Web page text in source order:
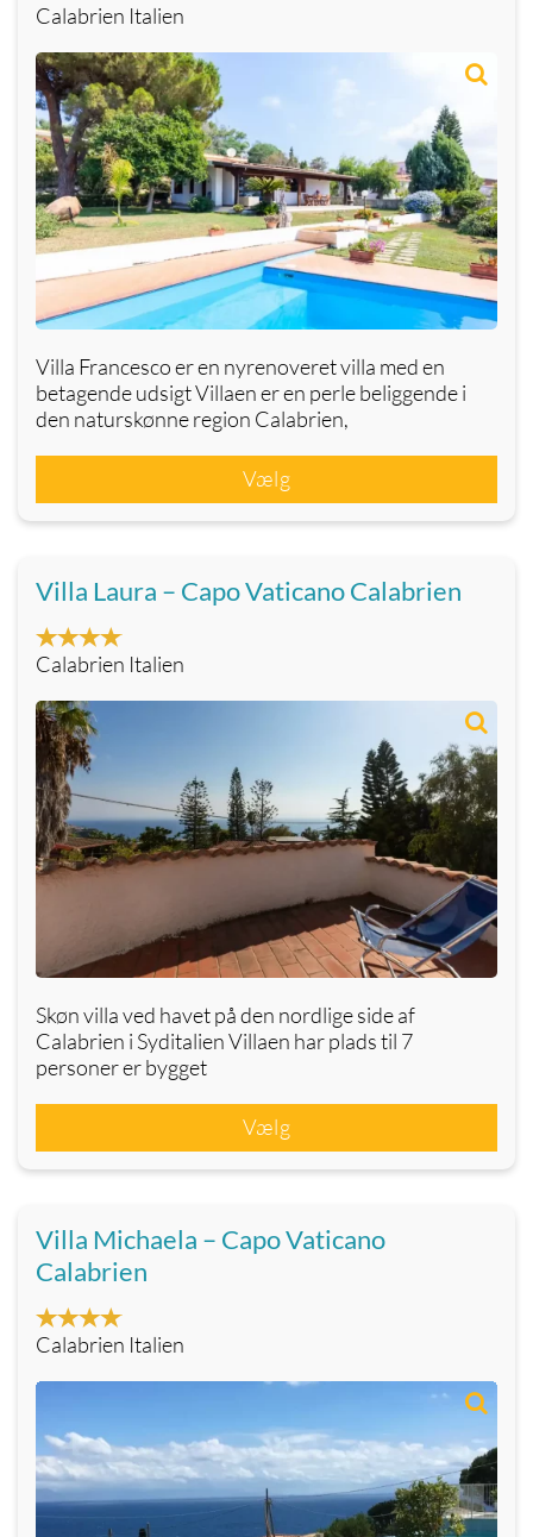
Calabrien Italien
Villa Francesco er en nyrenoveret villa med en
betagende udsigt Villaen er en perle beliggende i
den naturskønne region Calabrien,
Vælg
Villa Laura – Capo Vaticano Calabrien
Calabrien Italien
Skøn villa ved havet på den nordlige side af
Calabrien i Syditalien Villaen har plads til 7
personer er bygget
Vælg
Villa Michaela – Capo Vaticano
Calabrien
Calabrien Italien